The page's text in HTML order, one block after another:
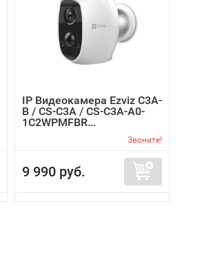
IP Видеокамера Ezviz C3A-
B / CS-C3A / CS-C3A-A0-
1C2WPMFBR...
Звоните!
9 990 руб.